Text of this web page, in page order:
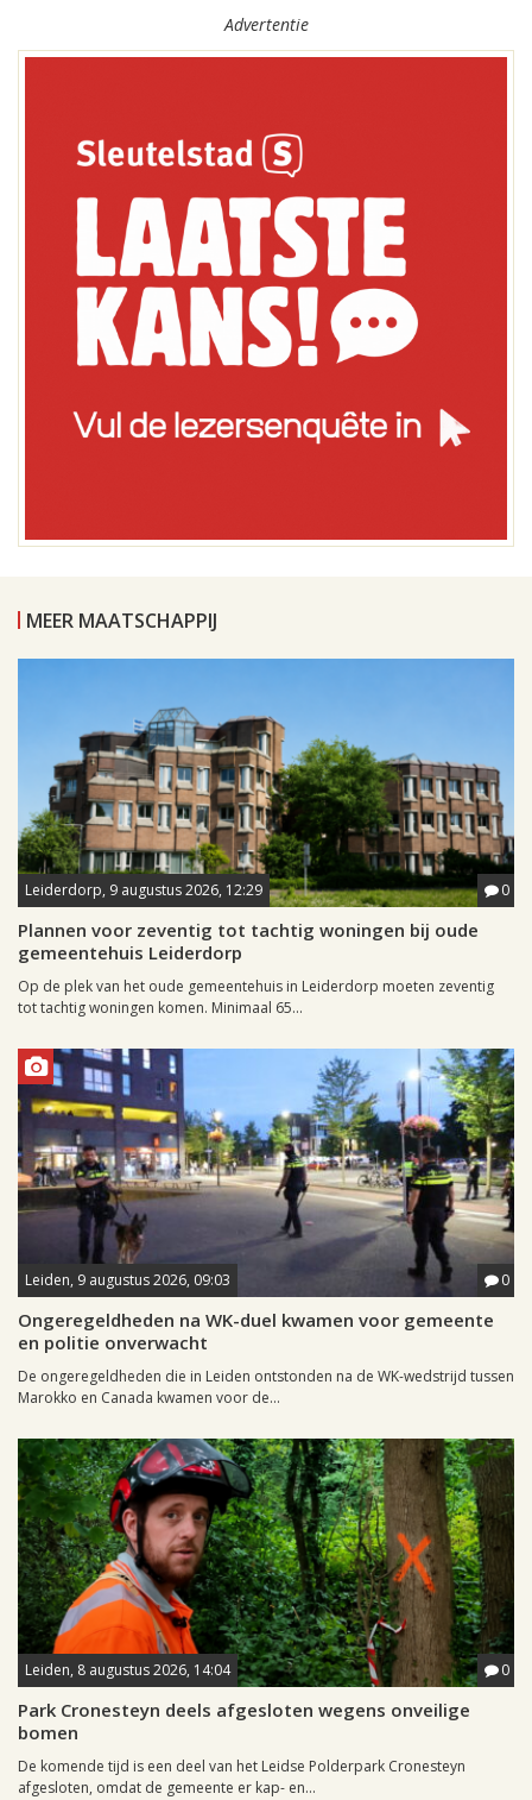
Advertentie
MEER MAATSCHAPPIJ
Leiderdorp, 9 augustus 2026, 12:29 0
Plannen voor zeventig tot tachtig woningen bij oude
gemeentehuis Leiderdorp
Op de plek van het oude gemeentehuis in Leiderdorp moeten zeventig
tot tachtig woningen komen. Minimaal 65...
Leiden, 9 augustus 2026, 09:03 0
Ongeregeldheden na WK-duel kwamen voor gemeente
en politie onverwacht
De ongeregeldheden die in Leiden ontstonden na de WK-wedstrijd tussen
Marokko en Canada kwamen voor de...
Leiden, 8 augustus 2026, 14:04 0
Park Cronesteyn deels afgesloten wegens onveilige
bomen
De komende tijd is een deel van het Leidse Polderpark Cronesteyn
afgesloten, omdat de gemeente er kap- en...